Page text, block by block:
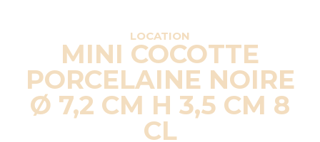
LOCATION
MINI COCOTTE
PORCELAINE NOIRE
Ø 7,2 CM H 3,5 CM 8
CL